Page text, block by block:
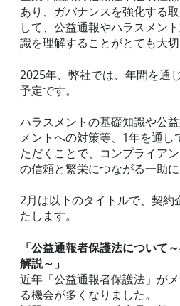
あり、ガバナンスを強化する
して、公益通報やハラスメン
識を理解することがとても大切
2025年、弊社では、年間を通
予定です。
ハラスメントの基礎知識や公
メントへの対策等、1年を通し
ただくことで、コンプライア
の信頼と繁栄につながる一助に
2月は以下のタイトルで、契約
たします。
「公益通報者保護法について
解説～」
近年「公益通報者保護法」が
る機会が多くなりました。